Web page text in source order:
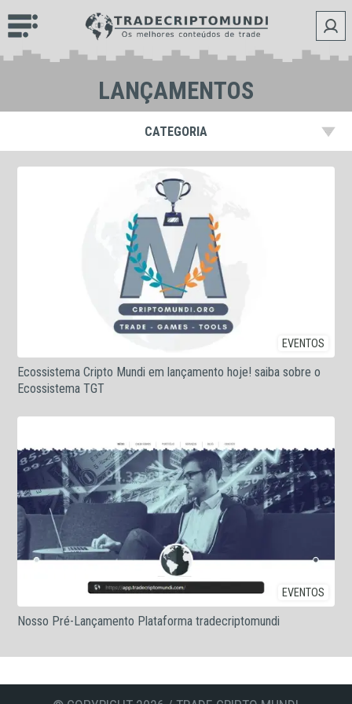
LANÇAMENTOS
CATEGORIA
EVENTOS
Ecossistema Cripto Mundi em lançamento hoje! saiba sobre o
Ecossistema TGT
EVENTOS
Nosso Pré-Lançamento Plataforma tradecriptomundi